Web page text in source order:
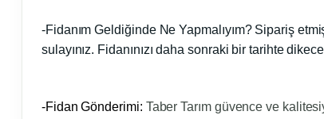
-Fidanım Geldiğinde Ne Yapmalıyım? Sipariş
sulayınız. Fidanınızı daha sonraki bir tarihte
-Fidan Gönderimi: Taber Tarım güvence ve